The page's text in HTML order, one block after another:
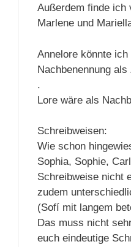
Außerdem finde ich
Marlene und
Annelore könnte ich
Nachbenennung
.
Lore wäre als
Schreibweisen:
Wie schon
Sophia, Sophie,
Schreibweise nicht
zudem
(Sofí mit langem
Das muss nicht
euch eindeutige